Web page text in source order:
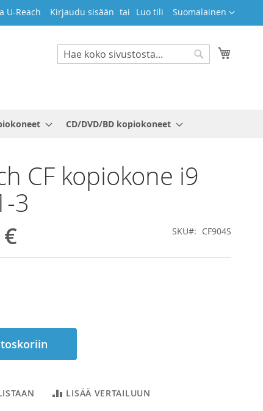
Kieli
Suomalainen
U-Reach Kirjaudu sisään Luo tili
Search
CD/DVD/BD kopiokoneet
CF kopiokone i9
3
SKU CF904S
LISÄÄ VERTAILUUN